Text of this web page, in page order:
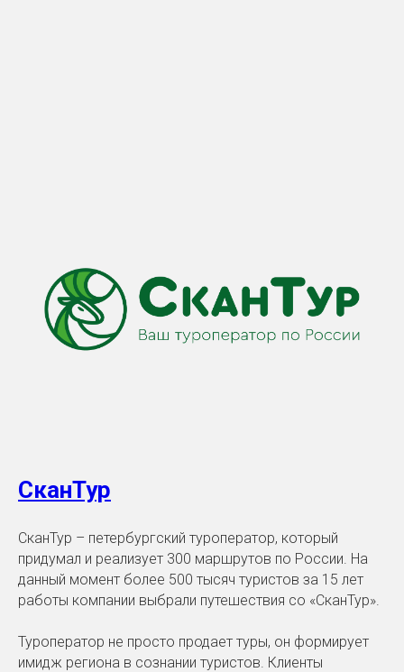
СканТур
СканТур – петербургский туроператор, который
придумал и реализует 300 маршрутов по России. На
данный момент более 500 тысяч туристов за 15 лет
работы компании выбрали путешествия со «СканТур».
Туроператор не просто продает туры, он формирует
имидж региона в сознании туристов. Клиенты